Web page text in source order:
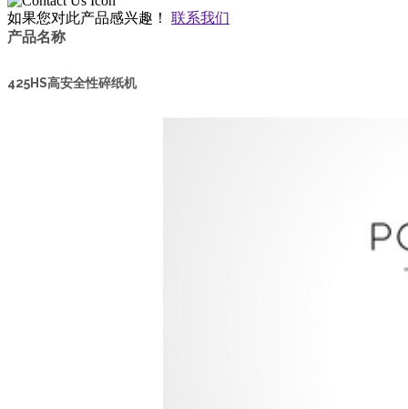
如果您对此产品感兴趣！ 联系我们
产品名称
425HS高安全性碎纸机